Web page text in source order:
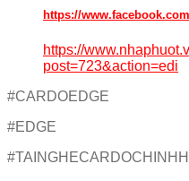
https://
https://
post=723&action=edi
#CARDOEDGE
#EDGE